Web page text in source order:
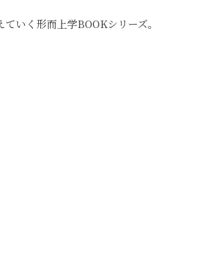
いく形而上学BOOKシリーズ。